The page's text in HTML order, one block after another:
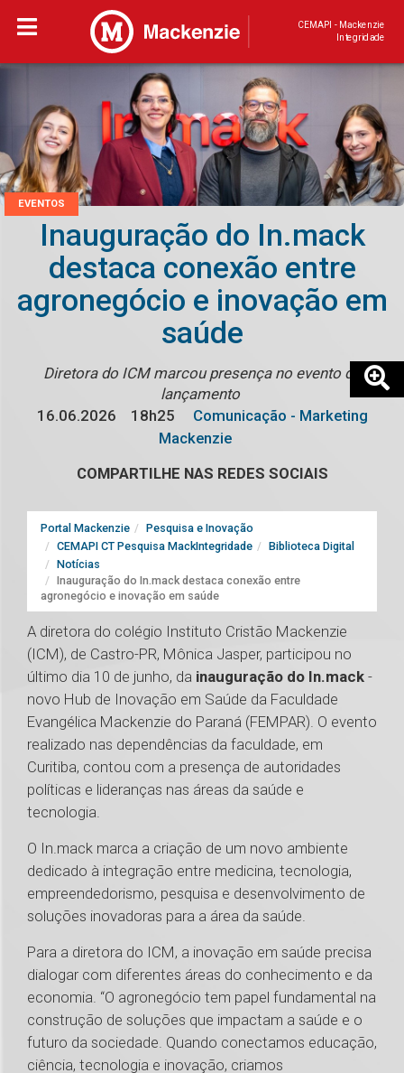
CEMAPI - Mackenzie
Integridade
EVENTOS
Inauguração do In.mack
destaca conexão entre
agronegócio e inovação em
saúde
Diretora do ICM marcou presença no evento de
lançamento
16.06.2026
18h25
Comunicação - Marketing
Mackenzie
COMPARTILHE NAS REDES SOCIAIS
Portal Mackenzie
Pesquisa e Inovação
CEMAPI CT Pesquisa MackIntegridade
Biblioteca Digital
Notícias
Inauguração do In.mack destaca conexão entre
agronegócio e inovação em saúde
A diretora do colégio Instituto Cristão Mackenzie
(ICM), de Castro-PR, Mônica Jasper, participou no
último dia 10 de junho, da inauguração do In.mack -
novo Hub de Inovação em Saúde da Faculdade
Evangélica Mackenzie do Paraná (FEMPAR). O evento
realizado nas dependências da faculdade, em
Curitiba, contou com a presença de autoridades
políticas e lideranças nas áreas da saúde e
tecnologia.
O In.mack marca a criação de um novo ambiente
dedicado à integração entre medicina, tecnologia,
empreendedorismo, pesquisa e desenvolvimento de
soluções inovadoras para a área da saúde.
Para a diretora do ICM, a inovação em saúde precisa
dialogar com diferentes áreas do conhecimento e da
economia. “O agronegócio tem papel fundamental na
construção de soluções que impactam a saúde e o
futuro da sociedade. Quando conectamos educação,
ciência, tecnologia e inovação, criamos